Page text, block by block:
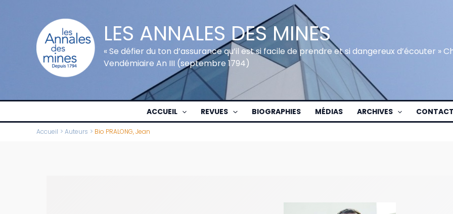
LES ANNALES DES MINES
« Se défier du ton d’assurance qu’il est si facile de prendre et si dangereux d’écouter »
Vendémiaire An III (septembre 1794)
ACCUEIL REVUES BIOGRAPHIES MÉDIAS ARCHIVES CONTACT
Accueil Auteurs Bio PRALONG, Jean